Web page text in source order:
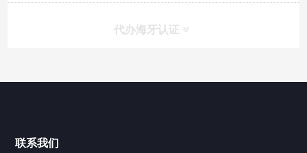
代办海牙认证
联系我们